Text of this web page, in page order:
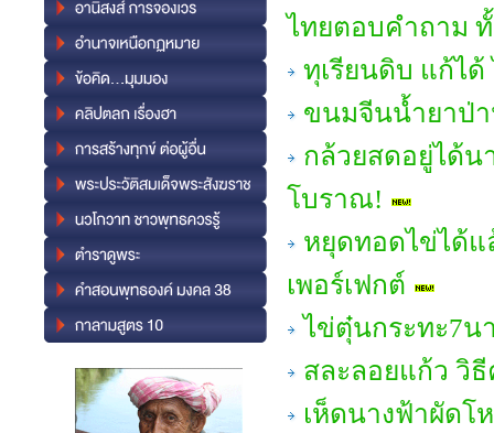
ไทยตอบคำถาม ทั้
ทุเรียนดิบ แก้ได้
ขนมจีนน้ำยาป่า
กล้วยสดอยู่ได้น
โบราณ!
หยุดทอดไข่ได้แ
เพอร์เฟกต์
ไข่ตุ๋นกระทะ7น
สละลอยแก้ว วิ
เห็ดนางฟ้าผัดโ